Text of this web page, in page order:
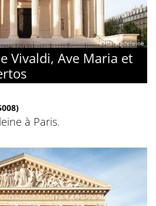
© La Madeleine
Vivaldi, Ave Maria et
à Paris.